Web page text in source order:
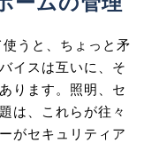
うと、ちょっと矛
イスは互いに、そ
ります。照明、セ
は、これらが往々
がセキュリティア